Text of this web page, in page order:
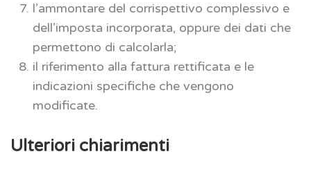
l’ammontare del corrispettivo complessivo e
dell’imposta incorporata, oppure dei dati che
permettono di calcolarla;
il riferimento alla fattura rettificata e le
indicazioni specifiche che vengono
modificate.
Ulteriori chiarimenti